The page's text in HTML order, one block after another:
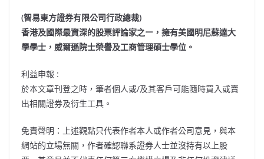
(智易東方證券有限公司行政總裁)
香港及國際最資深的股票評論家之ー，擁有美國明尼蘇達大
學學士，威爾遜院士榮譽及工商管理碩士學位。
利益申報 :
於本文章刊登之時，筆者個人或/及其客戶可能隨時買入或賣
出相關證券及衍生工具。
免責聲明：上述觀點只代表作者本人或作者公司意見，與本
網站的立場無關，作者確認聯系證券人士並沒持有以上股